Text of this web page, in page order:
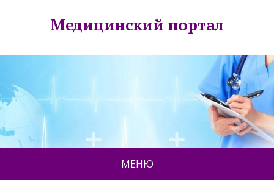
Медицинский портал
МЕНЮ